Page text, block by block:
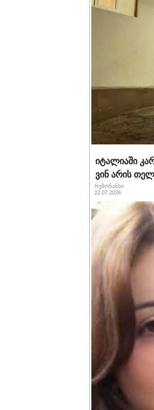
იტალიაში
ვინ არის
რეზონანსი
22.07.2026